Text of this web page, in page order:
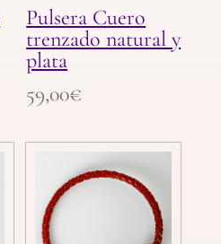
Pulsera Cuero
trenzado natural y
plata
59,00€